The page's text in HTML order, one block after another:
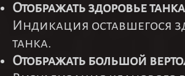
Отображать здоровье танка
Индикация оставшегося
танка.
Отображать большой